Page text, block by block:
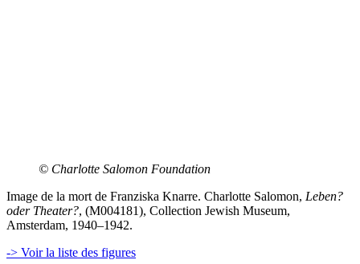
© Charlotte Salomon Foundation
Image de la mort de Franziska Knarre. Charlotte Salomon, Leben?
oder Theater?, (M004181), Collection Jewish Museum,
Amsterdam, 1940–1942.
-> Voir la liste des figures